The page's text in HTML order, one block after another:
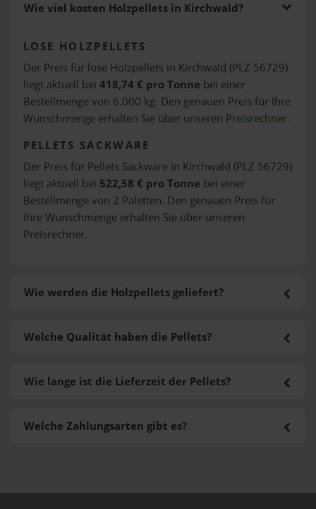
Wie viel kosten Holzpellets in Kirchwald?
LOSE HOLZPELLETS
Der Preis für lose Holzpellets in Kirchwald (PLZ 56729)
liegt aktuell bei 418,74 € pro Tonne bei einer
Bestellmenge von 6.000 kg. Den genauen Preis für Ihre
Wunschmenge erhalten Sie über unseren Preisrechner.
PELLETS SACKWARE
Der Preis für Pellets Sackware in Kirchwald (PLZ 56729)
liegt aktuell bei 522,58 € pro Tonne bei einer
Bestellmenge von 2 Paletten. Den genauen Preis für
Ihre Wunschmenge erhalten Sie über unseren
Preisrechner.
Wie werden die Holzpellets geliefert?
Welche Zahlungsarten gibt es?
Welche Qualität haben die Pellets?
Wie lange ist die Lieferzeit der Pellets?